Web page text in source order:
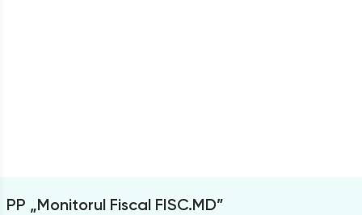
PP „Monitorul Fiscal FISC.MD”